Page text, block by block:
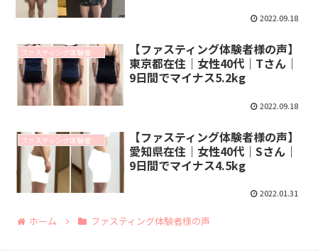
2022.09.18
ファスティング体験者様の声
【ファスティング体験者様の声】
東京都在住｜女性40代｜Tさん｜
9日間でマイナス5.2kg
2022.09.18
ファスティング体験者様の声
【ファスティング体験者様の声】
愛知県在住｜女性40代｜Sさん｜
9日間でマイナス4.5kg
2022.01.31
ホーム ファスティング体験者様の声